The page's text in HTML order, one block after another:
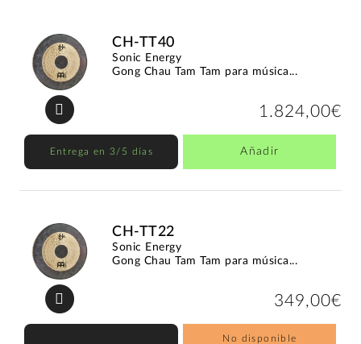
CH-TT40
Sonic Energy
Gong Chau Tam Tam para música...
1.824,00€
Entrega en 3/5 días Añadir
CH-TT22
Sonic Energy
Gong Chau Tam Tam para música...
349,00€
No disponible